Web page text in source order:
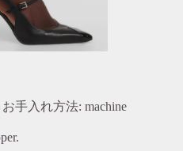
お手入れ方法: machine